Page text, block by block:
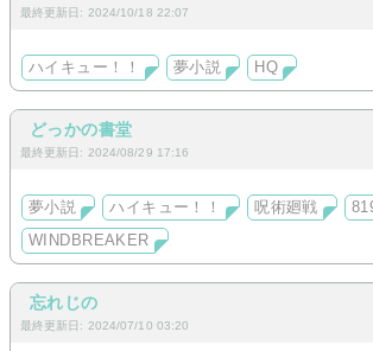
最終更新日: 2024/10/18 22:07
ハイキュー！！ 夢小説 HQ
どっかの書堂
最終更新日: 2024/08/29 17:16
夢小説 ハイキュー！！ 呪術廻戦
WINDBREAKER
忘れじの
最終更新日: 2024/07/10 03:20